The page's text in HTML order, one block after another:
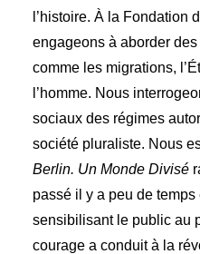
l’histoire. À la Fondation
engageons à aborder
comme les migrations,
l’homme. Nous
sociaux des régimes
société pluraliste. Nous
Berlin. Un Monde Divisé
passé il y a peu de
sensibilisant le public au
courage a conduit à la